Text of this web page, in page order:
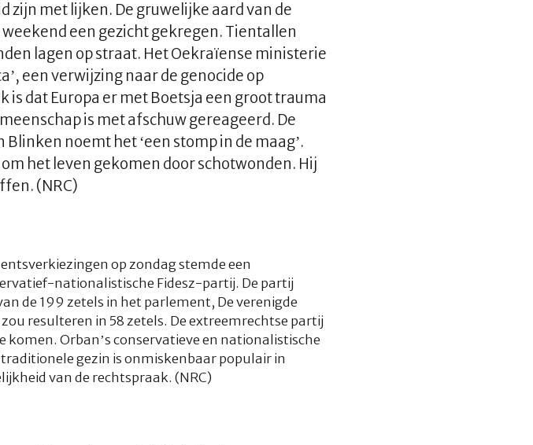
zijn met lijken. De gruwelijke aard van de
een gezicht gekregen. Tientallen
lagen op straat. Het Oekraïense ministerie
een verwijzing naar de genocide op
is dat Europa er met Boetsja een groot trauma
is met afschuw gereageerd. De
noemt het ‘een stomp in de maag’.
het leven gekomen door schotwonden. Hij
(NRC)
op zondag stemde een
nationalistische Fidesz-partij. De partij
de 199 zetels in het parlement, De verenigde
resulteren in 58 zetels. De extreemrechtse partij
Orban’s conservatieve en nationalistische
gezin is onmiskenbaar populair in
van de rechtspraak. (NRC)